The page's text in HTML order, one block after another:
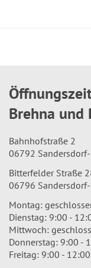
Brehna und
Bahnhofstraße 2
06792
Bitterfelder Straße
06796 Sandersdorf-
Montag:
Dienstag: 9:00 -
Mittwoch:
Donnerstag: 9:00 -
Freitag: 9:00 -